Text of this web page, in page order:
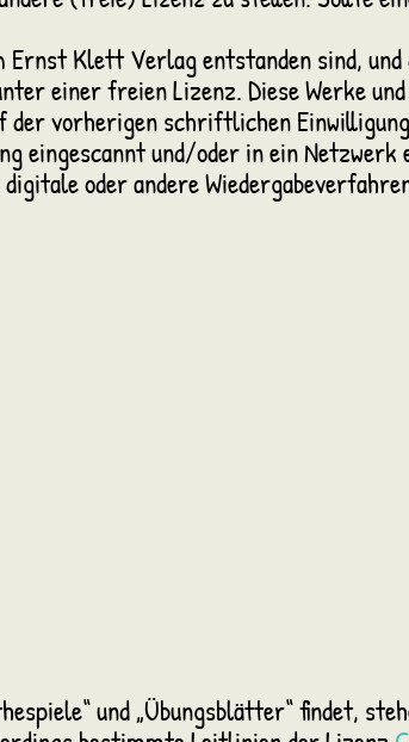
Klett Verlag entstanden sind,
einer freien Lizenz. Diese Werke
der vorherigen schriftlichen
eingescannt und/oder in ein
oder andere
und „Übungsblätter“ findet,